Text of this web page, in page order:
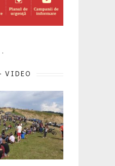
.
VIDEO